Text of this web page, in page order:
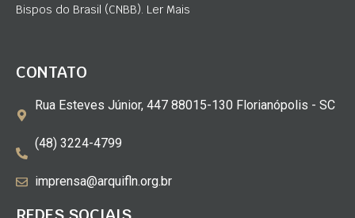
Bispos do Brasil (CNBB). Ler Mais
CONTATO
Rua Esteves Júnior, 447 88015-130 Florianópolis - SC
(48) 3224-4799
imprensa@arquifln.org.br